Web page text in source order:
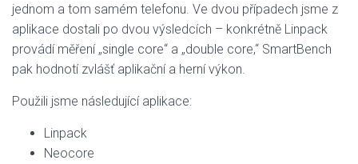
jednom a tom samém telefonu. Ve dvou případech jsme z
aplikace dostali po dvou výsledcích – konkrétně Linpack
provádí měření „single core“ a „double core,“ SmartBench
pak hodnotí zvlášť aplikační a herní výkon.
Použili jsme následující aplikace:
Linpack
Neocore